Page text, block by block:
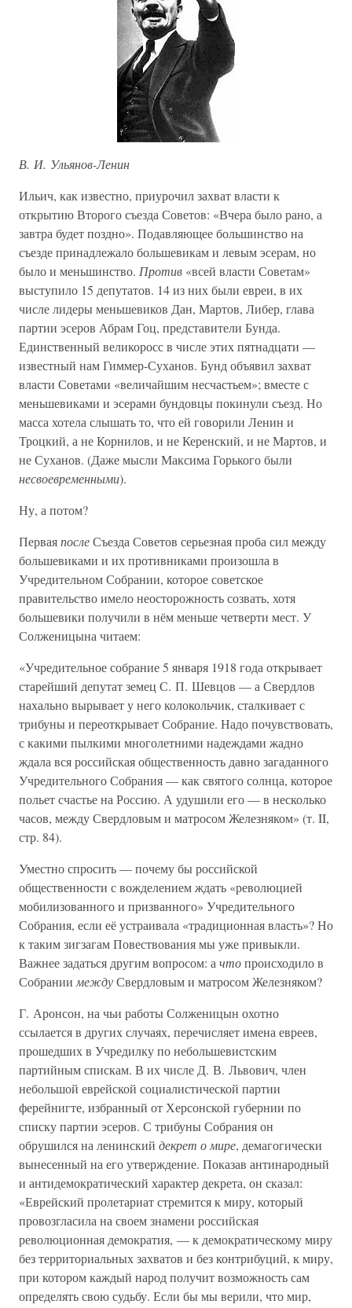
В. И. Ульянов-Ленин
Ильич, как известно, приурочил захват власти к
открытию Второго съезда Советов: «Вчера было рано, а
завтра будет поздно». Подавляющее большинство на
съезде принадлежало большевикам и левым эсерам, но
было и меньшинство. Против «всей власти Советам»
выступило 15 депутатов. 14 из них были евреи, в их
числе лидеры меньшевиков Дан, Мартов, Либер, глава
партии эсеров Абрам Гоц, представители Бунда.
Единственный великоросс в числе этих пятнадцати —
известный нам Гиммер-Суханов. Бунд объявил захват
власти Советами «величайшим несчастьем»; вместе с
меньшевиками и эсерами бундовцы покинули съезд. Но
масса хотела слышать то, что ей говорили Ленин и
Троцкий, а не Корнилов, и не Керенский, и не Мартов, и
не Суханов. (Даже мысли Максима Горького были
несвоевременными).
Ну, а потом?
ПерваяпослеСъезда Советов серьезная проба сил между
большевиками и их противниками произошла в
Учредительном Собрании, которое советское
правительство имело неосторожность созвать, хотя
большевики получили в нём меньше четверти мест. У
Солженицына читаем:
«Учредительное собрание 5 января 1918 года открывает
старейший депутат земец С. П. Шевцов — а Свердлов
нахально вырывает у него колокольчик, сталкивает с
трибуны и переоткрывает Собрание. Надо почувствовать,
с какими пылкими многолетними надеждами жадно
ждала вся российская общественность давно загаданного
Учредительного Собрания — как святого солнца, которое
польет счастье на Россию. А удушили его — в несколько
часов, между Свердловым и матросом Железняком» (т. II,
стр. 84).
Уместно спросить — почему бы российской
общественности с вожделением ждать «революцией
мобилизованного и призванного» Учредительного
Собрания, если её устраивала «традиционная власть»? Но
к таким зигзагам Повествования мы уже привыкли.
Важнее задаться другим вопросом: а чтопроисходило в
Собрании междуСвердловым и матросом Железняком?
Г. Аронсон, на чьи работы Солженицын охотно
ссылается в других случаях, перечисляет имена евреев,
прошедших в Учредилку по небольшевистским
партийным спискам. В их числе Д. В. Львович, член
небольшой еврейской социалистической партии
ферейнигте, избранный от Херсонской губернии по
списку партии эсеров. С трибуны Собрания он
обрушился на ленинский декрет о мире, демагогически
вынесенный на его утверждение. Показав антинародный
и антидемократический характер декрета, он сказал:
«Еврейский пролетариат стремится к миру, который
провозгласила на своем знамени российская
революционная демократия, — к демократическому миру
без территориальных захватов и без контрибуций, к миру,
при котором каждый народ получит возможность сам
определять свою судьбу. Если бы мы верили, что мир,